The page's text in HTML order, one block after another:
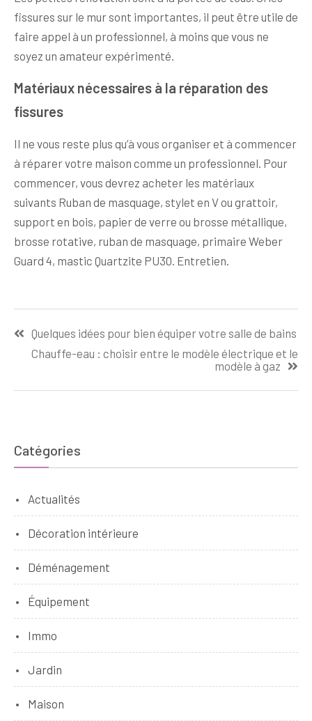
fissures sur le mur sont importantes, il peut être utile de
faire appel à un professionnel, à moins que vous ne
soyez un amateur expérimenté.
Matériaux nécessaires à la réparation des
fissures
Il ne vous reste plus qu’à vous organiser et à commencer
à réparer votre maison comme un professionnel. Pour
commencer, vous devrez acheter les matériaux
suivants Ruban de masquage, stylet en V ou grattoir,
support en bois, papier de verre ou brosse métallique,
brosse rotative, ruban de masquage, primaire Weber
Guard 4, mastic Quartzite PU30. Entretien.
Quelques idées pour bien équiper votre salle de bains
Chauffe-eau : choisir entre le modèle électrique et le
modèle à gaz
Catégories
Actualités
Décoration intérieure
Déménagement
Équipement
Immo
Jardin
Maison